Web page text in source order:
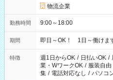
物流企業
勤務時間 9:00～18:00
期間 即日～OK！ 1日～働けま
特徴 週1日からOK / 日払いOK /
業・WワークOK / 服装自由
集 / 電話対応なし / パソコ